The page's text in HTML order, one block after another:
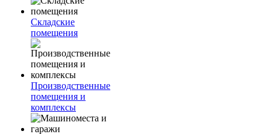
Складские
помещения
Производственные
помещения и
комплексы